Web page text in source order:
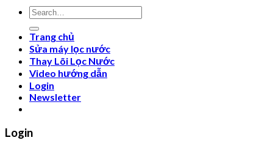
Search
for:
Trang chủ
Sửa máy lọc nước
Thay Lõi Lọc Nước
Video hướng dẫn
Login
Newsletter
Login